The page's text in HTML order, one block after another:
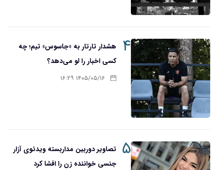
۴
هشدار تارتار به «جاسوس» تیم؛ چه
کسی اخبار را لو می‌دهد؟
۱۴۰۵/۰۵/۱۶ ۱۶:۲۹
۵
تصاویر دوربین مداربسته ویدئوی آزار
جنسی خواننده زن را افشا کرد